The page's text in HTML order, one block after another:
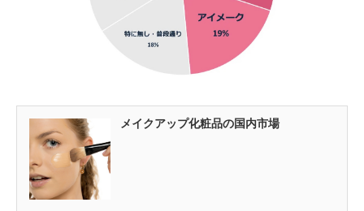
メイクアップ化粧品の国内市場